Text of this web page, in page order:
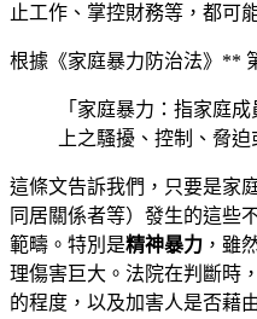
止工作、掌控財務等，都可
根據《家庭暴力防治法》**
「家庭暴力：指家庭
上之騷擾、控制、脅
這條文告訴我們，只要是家
同居關係者等）發生的這些
範疇。特別是精神暴力 ，雖
理傷害巨大。法院在判斷時
的程度，以及加害人是否藉